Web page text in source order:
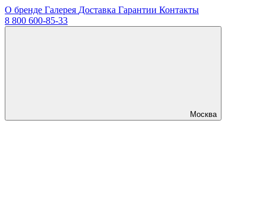
О бренде Галерея Доставка Гарантии Контакты
8 800 600-85-33
Москва